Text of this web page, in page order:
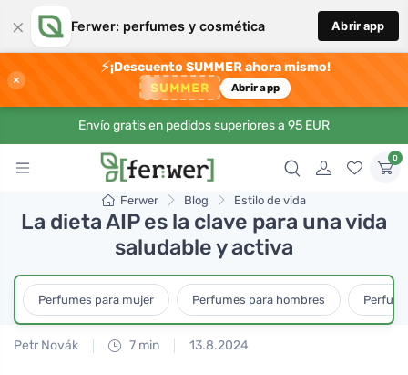
× Ferwer: perfumes y cosmética Abrir app
×
⚡¡Descuento SUMMER ahora mismo!
SUMMER Abrir app
Envío gratis en pedidos superiores a 95 EUR
0
Ferwer Blog Estilo de vida
La dieta AIP es la clave para una vida
saludable y activa
Perfumes para mujer Perfumes para hombres
Petr Novák 7 min 13.8.2024